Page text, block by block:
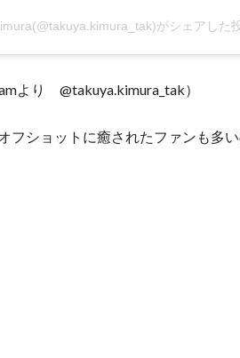
がシェアした
より @takuya.kimura_tak）
フショットに癒されたファンも多